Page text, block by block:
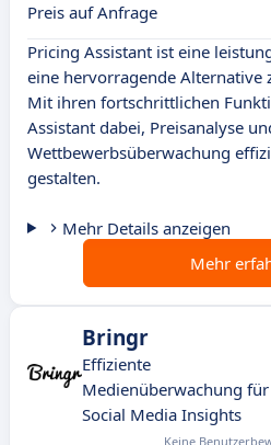
Preis auf Anfrage
Pricing Assistant ist eine
eine hervorragende Alternative
Mit ihren fortschrittlichen
Assistant dabei, Preisanalyse
Wettbewerbsüberwachung
gestalten.
Mehr Details anzeigen
Mehr
Bringr
Effiziente
Medienüberwachung für
Social Media Insights
Keine